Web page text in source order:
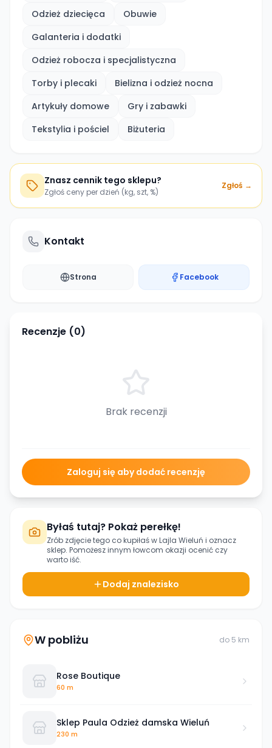
Odzież dziecięca
Obuwie
Galanteria i dodatki
Odzież robocza i specjalistyczna
Torby i plecaki
Bielizna i odzież nocna
Artykuły domowe
Gry i zabawki
Tekstylia i pościel
Biżuteria
Znasz cennik tego sklepu?
Zgłoś ceny per dzień (kg, szt, %)
Zgłoś →
Kontakt
Strona Facebook
Recenzje (0)
Brak recenzji
Zaloguj się aby dodać recenzję
Byłaś tutaj? Pokaż perełkę!
Zrób zdjęcie tego co kupiłaś wLajla Wieluń i oznacz
sklep. Pomożesz innym łowcom okazji ocenić czy
warto iść.
Dodaj znalezisko
W pobliżu do 5 km
Rose Boutique
60 m
Sklep Paula Odzież damska Wieluń
230 m